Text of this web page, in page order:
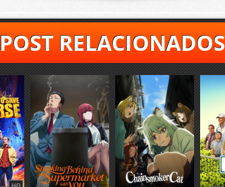
POST RELACIONADOS